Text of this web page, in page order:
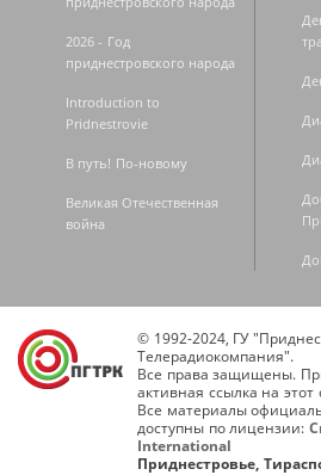
2026 - Год
приднестровского народа
Introduction to
Pridnestrovie
В путь! По-новому
Великая Отечественная
война
© 1992-2024, ГУ
Телерадиокомпания".
Все права защищены.
активная ссылка на этот
Все материалы
доступны по лицензии:
International
Приднестровье,